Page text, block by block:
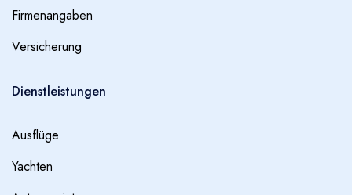
Firmenangaben
Versicherung
Dienstleistungen
Ausflüge
Yachten